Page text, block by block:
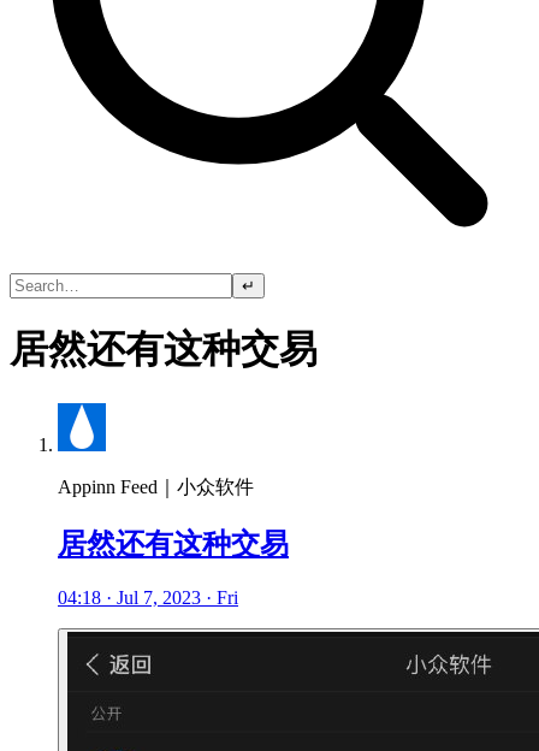
↵
居然还有这种交易
Appinn Feed｜小众软件
居然还有这种交易
04:18 · Jul 7, 2023 · Fri